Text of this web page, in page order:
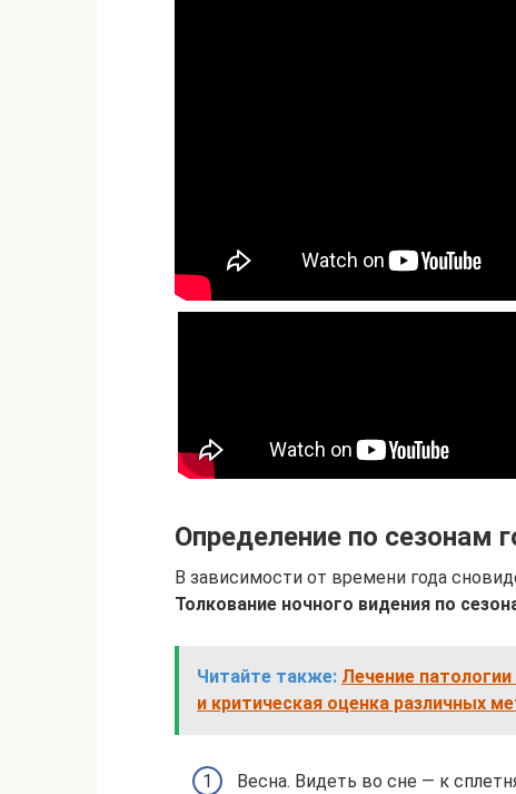
Определение по сезонам
В зависимости от времени года
Толкование ночного видения по
Читайте также: Лечение
и критическая оценка различных
Весна. Видеть во сне — к